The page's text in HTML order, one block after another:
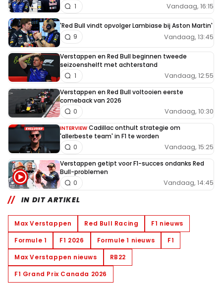
Vandaag, 16:15
1
'Red Bull vindt opvolger Lambiase bij Aston Martin'
Vandaag, 13:45
9
Verstappen en Red Bull beginnen tweede
seizoenshelft met achterstand
Vandaag, 12:55
1
Verstappen en Red Bull voltooien eerste
comeback van 2026
Vandaag, 10:30
0
INTERVIEW Cadillac onthult strategie om
'allerbeste team' in F1 te worden
Vandaag, 15:25
0
Verstappen getipt voor F1-succes ondanks Red
Bull-problemen
Vandaag, 14:45
0
IN DIT ARTIKEL
Max Verstappen Red Bull Racing
F1 nieuws
Formule 1
F1 2026 Formule 1 nieuws
F1
Max Verstappen nieuws
RB22
F1 Grand Prix Canada 2026